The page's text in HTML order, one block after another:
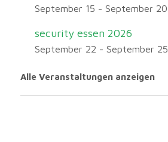
September 15 - September 20
security essen 2026
September 22 - September 25
Alle Veranstaltungen anzeigen